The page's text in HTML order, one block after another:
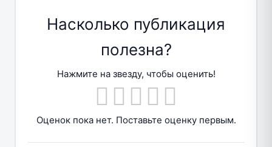
Насколько публикация
полезна?
Нажмите на звезду, чтобы оценить!
Оценок пока нет. Поставьте оценку первым.